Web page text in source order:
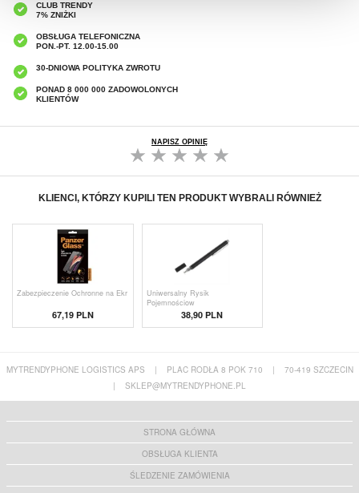
CLUB TRENDY
7% ZNIŻKI
OBSŁUGA TELEFONICZNA
PON.-PT. 12.00-15.00
30-DNIOWA POLITYKA ZWROTU
PONAD 8 000 000 ZADOWOLONYCH
KLIENTÓW
NAPISZ OPINIĘ
KLIENCI, KTÓRZY KUPILI TEN PRODUKT WYBRALI RÓWNIEŻ
Zabezpieczenie Ochronne na Ekr
67,19 PLN
Uniwersalny Rysik
Pojemnościow
38,90 PLN
MYTRENDYPHONE LOGISTICS APS | PLAC RODŁA 8 POK 710 |
70-419 SZCZECIN
|
SKLEP@MYTRENDYPHONE.PL
STRONA GŁÓWNA
OBSŁUGA KLIENTA
ŚLEDZENIE ZAMÓWIENIA